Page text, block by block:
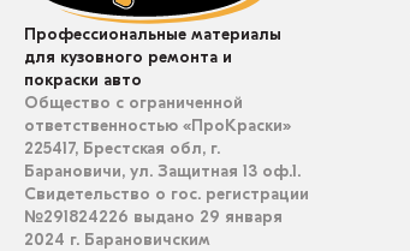
Профессиональные материалы
для кузовного ремонта и
покраски авто
Общество с ограниченной
ответственностью «ПроКраски»
225417, Брестская обл, г.
Барановичи, ул. Защитная 13 оф.1.
Свидетельство о гос. регистрации
№291824226 выдано 29 января
2024 г. Барановичским